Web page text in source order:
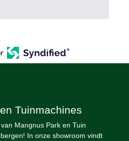
Tuinmachines
Mangnus Park en Tuin
In onze showroom vindt